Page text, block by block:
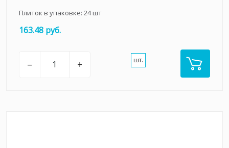
Плиток в упаковке: 24шт
163.48 руб.
– + шт.